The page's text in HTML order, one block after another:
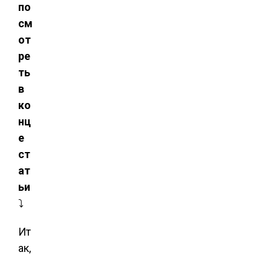
по
см
от
ре
ть
в
ко
нц
е
ст
ат
ьи
⤵️
Ит
ак,